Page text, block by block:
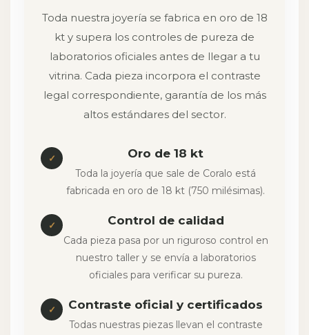
Toda nuestra joyería se fabrica en oro de 18
kt y supera los controles de pureza de
laboratorios oficiales antes de llegar a tu
vitrina. Cada pieza incorpora el contraste
legal correspondiente, garantía de los más
altos estándares del sector.
✓ Oro de 18 kt
Toda la joyería que sale de Coralo está
fabricada en oro de 18 kt (750 milésimas).
✓ Control de calidad
Cada pieza pasa por un riguroso control en
nuestro taller y se envía a laboratorios
oficiales para verificar su pureza.
✓ Contraste oficial y certificados
Todas nuestras piezas llevan el contraste